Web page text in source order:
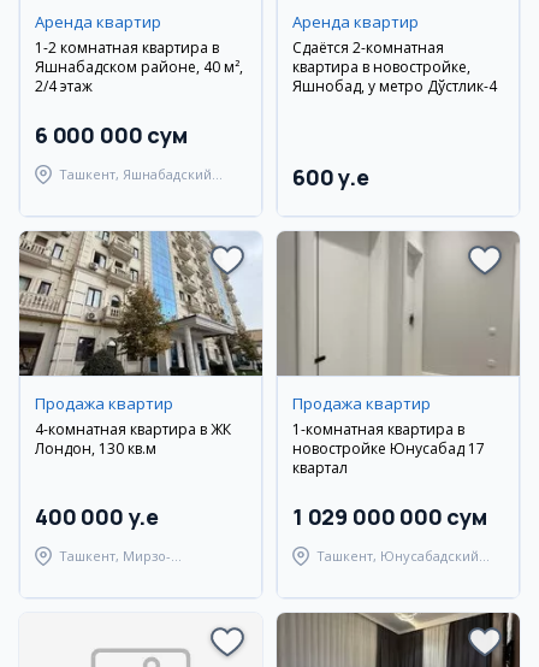
Аренда квартир
1-2 комнатная квартира в
Яшнабадском районе, 40 м²,
2/4 этаж
6 000 000 сум
Ташкент, Яшнабадский
Аренда квартир
Сдаётся 2-комнатная
квартира в новостройке,
Яшнобад, у метро Дўстлик-4
600 y.e
Продажа квартир
4-комнатная квартира в ЖК
Лондон, 130 кв.м
400 000 y.e
Ташкент, Мирзо-
Продажа квартир
1-комнатная квартира в
новостройке Юнусабад 17
квартал
1 029 000 000 сум
Ташкент, Юнусабадский